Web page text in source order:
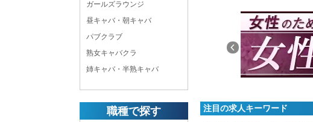
ガールズラウンジ
昼キャバ・朝キャバ
パブクラブ
熟女キャバクラ
姉キャバ・半熟キャバ
職種で探す 注目の求人キーワード